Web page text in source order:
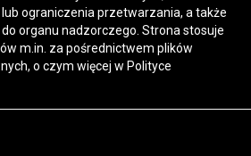
ograniczenia przetwarzania, a także
organu nadzorczego. Strona stosuje
m.in. za pośrednictwem plików
o czym więcej w Polityce